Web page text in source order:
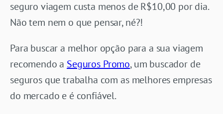
seguro viagem custa menos de R$10,00 por dia.
Não tem nem o que pensar, né?!
Para buscar a melhor opção para a sua viagem
recomendo a SegurosPromo, um buscador de
seguros que trabalha com as melhores empresas
do mercado e é confiável.